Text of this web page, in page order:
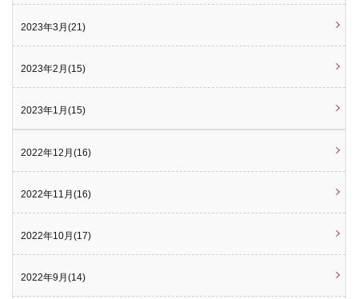
2023年3月(21)
2023年2月(15)
2023年1月(15)
2022年12月(16)
2022年11月(16)
2022年10月(17)
2022年9月(14)